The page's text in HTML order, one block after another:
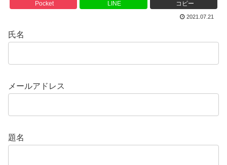
Pocket LINE コピー
2021.07.21
氏名
メールアドレス
題名